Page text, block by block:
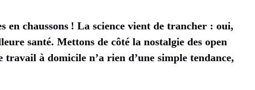
en chaussons ! La science vient de trancher : oui,
santé. Mettons de côté la nostalgie des open
à domicile n’a rien d’une simple tendance,